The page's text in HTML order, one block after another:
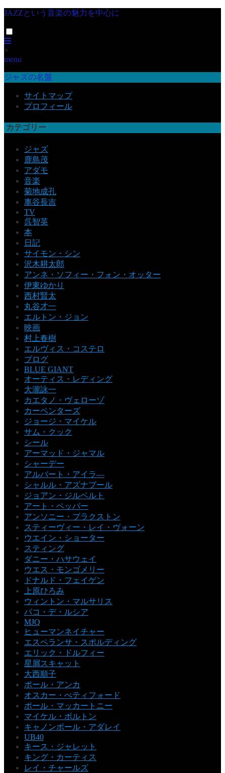
JAZZという音楽の魅力を中心に
×
menu
ジャズの名盤
サイトマップ
プロフィール
カテゴリー
ジャズ
鹿島茂
アダモ
音楽
菊地成孔
車谷長吉
TV
呉智英
本
日記
サイモン・シン
沢木耕太郎
アンネ・ソフィー・フォン・オッター
伊東ゆかり
西村賢太
丸谷才一
エルトン・ジョン
映画
村上春樹
エルヴィス・コステロ
ブログ
BLUE GIANT
オーティス・レディング
大瀧詠一
カエタノ・ヴェローゾ
カーペンターズ
ジョージ・マイケル
サム・クック
シール
アーマッド・ジャマル
シャーデー
アルバート・アイラ―
シャルル・アズナブール
ジョアン・ジルベルト
アート・ペッパー
アンソニー・ブラクストン
スティーヴィー・レイ・ヴォーン
ウエイン・ショーター
スティング
ダニー・ハサウェイ
ウエス・モンゴメリー
ドナルド・フェイゲン
上原ひろみ
ウィントン・マルサリス
パコ・デ・ルシア
MJQ
ヒューマンネイチャー
エスペランサ・スポルディング
エリック・ドルフィー
星屑スキャット
大西順子
ポール・アンカ
オスカー・ぺティフォード
ポール・マッカートニー
マイケル・ボルトン
キャノンボール・アダレイ
UB40
キース・ジャレット
キング・カーティス
レイ・チャールズ